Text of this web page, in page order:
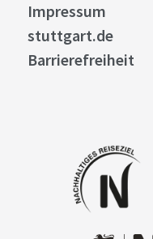
Impressum
stuttgart.de
Barrierefreiheit